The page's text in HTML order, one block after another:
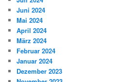
Juni 2024
Mai 2024
April 2024
März 2024
Februar 2024
Januar 2024
Dezember 2023